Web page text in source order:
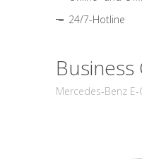
24/7-Hotline
Business
Mercedes-Benz